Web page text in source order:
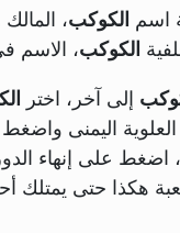
اسم الكوكب،
الكوكب، الاسم
إلى آخر، اختر
اضغط على إنهاء
هكذا حتى يمتلك